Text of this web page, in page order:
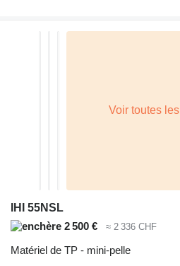
IHI 55NSL
2 500 €
≈ 2 336 CHF
Matériel de TP - mini-pelle